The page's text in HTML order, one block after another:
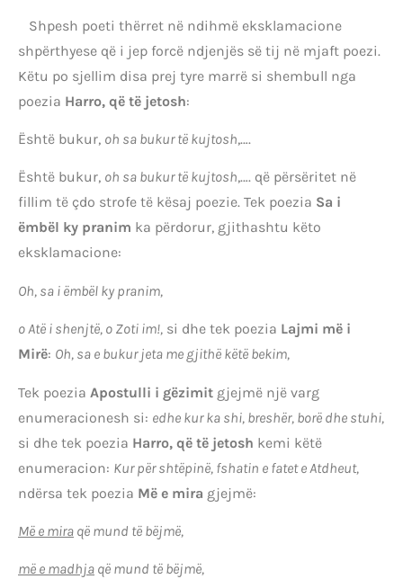
Shpesh poeti thërret në ndihmë eksklamacione
shpërthyese që i jep forcë ndjenjës së tij në mjaft poezi.
Këtu po sjellim disa prej tyre marrë si shembull nga
poezia Harro, që të jetosh:
Është bukur, oh sa bukur të kujtosh,….
Është bukur, oh sa bukur të kujtosh,…. që përsëritet në
fillim të çdo strofe të kësaj poezie. Tek poezia Sa i
ëmbël ky pranim ka përdorur, gjithashtu këto
eksklamacione:
Oh, sa i ëmbël ky pranim,
o Atë i shenjtë, o Zoti im!, si dhe tek poezia Lajmi më i
Mirë: Oh, sa e bukur jeta me gjithë këtë bekim,
Tek poezia Apostulli i gëzimit gjejmë një varg
enumeracionesh si: edhe kur ka shi, breshër, borë dhe stuhi,
si dhe tek poezia Harro, që të jetosh kemi këtë
enumeracion: Kur për shtëpinë, fshatin e fatet e Atdheut,
ndërsa tek poezia Më e mira gjejmë:
Më e mira që mund të bëjmë,
më e madhja që mund të bëjmë,